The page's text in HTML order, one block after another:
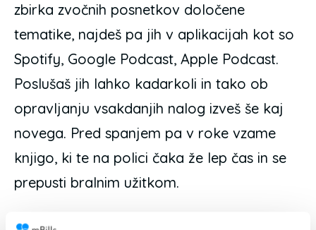
zbirka zvočnih posnetkov določene
tematike, najdeš pa jih v aplikacijah kot so
Spotify, Google Podcast, Apple Podcast.
Poslušaš jih lahko kadarkoli in tako ob
opravljanju vsakdanjih nalog izveš še kaj
novega. Pred spanjem pa v roke vzame
knjigo, ki te na polici čaka že lep čas in se
prepusti bralnim užitkom.